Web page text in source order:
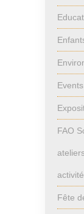
Events
FAO
Fête